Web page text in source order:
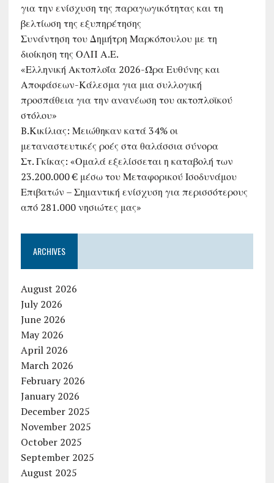
για την ενίσχυση της παραγωγικότητας και τη
βελτίωση της εξυπηρέτησης
Συνάντηση του Δημήτρη Μαρκόπουλου με τη
διοίκηση της ΟΛΠ Α.Ε.
«Ελληνική Ακτοπλοΐα 2026-Ώρα Ευθύνης και
Αποφάσεων-Κάλεσμα για μια συλλογική
προσπάθεια για την ανανέωση του ακτοπλοϊκού
στόλου»
B.Κικίλιας: Μειώθηκαν κατά 34% οι
μεταναστευτικές ροές στα θαλάσσια σύνορα
Στ. Γκίκας: «Ομαλά εξελίσσεται η καταβολή των
23.200.000 € μέσω του Μεταφορικού Ισοδυνάμου
Επιβατών – Σημαντική ενίσχυση για περισσότερους
από 281.000 νησιώτες μας»
ARCHIVES
August 2026
July 2026
June 2026
May 2026
April 2026
March 2026
February 2026
January 2026
December 2025
November 2025
October 2025
September 2025
August 2025